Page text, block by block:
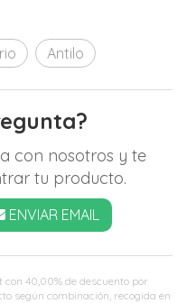
con 40,00% de descuento por
según combinación, recogida en
Antilo
con nosotros y te
tu producto.
ENVIAR EMAIL